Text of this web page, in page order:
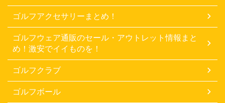
ゴルフアクセサリーまとめ！
ゴルフウェア通販のセール・アウトレット情報まと
め！激安でイイものを！
ゴルフクラブ
ゴルフボール